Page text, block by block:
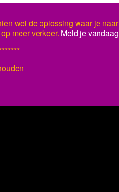
wel de oplossing waar je
meer verkeer. Meld je